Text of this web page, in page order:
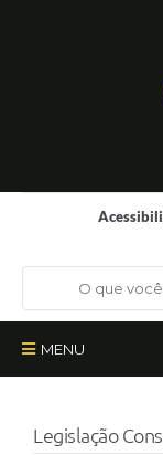
MENU
Órgãos
Legislação